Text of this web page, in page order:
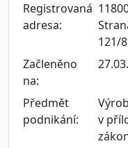
Registrovaná
adresa:
121/
Začleněno
na:
Předmět
podnikání:
v